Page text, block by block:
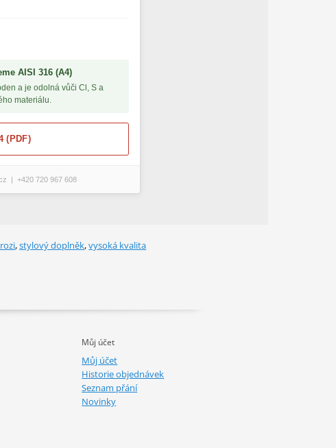
AISI 316 (A4)
a je odolná vůči Cl, S a
materiálu.
(PDF)
| +420 720 967 608
,stylový doplněk,vysoká kvalita
Můj účet
Můj účet
Historie objednávek
Seznam přání
Novinky